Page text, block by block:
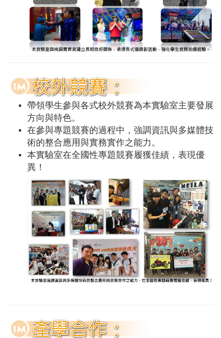
帶領學生參與各式校外競賽為本實驗室主要發展
方向與特色。
在參與專題競賽的過程中，強調資訊與多媒體技
術的整合應用與實務實作之能力。
本實驗室在全國性專題競賽履獲佳績，表現優
異！